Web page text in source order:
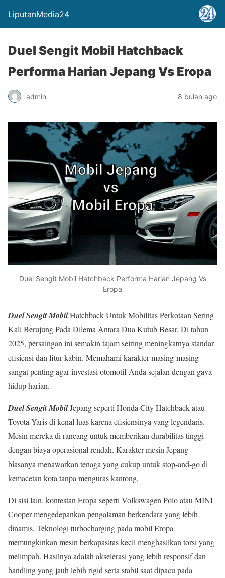
LiputanMedia24
Duel Sengit Mobil Hatchback
Performa Harian Jepang Vs Eropa
admin 8 bulan ago
Duel Sengit Mobil Hatchback Performa Harian Jepang Vs
Eropa
Duel Sengit MobilHatchback Untuk Mobilitas Perkotaan Sering
Kali Berujung Pada Dilema Antara Dua Kutub Besar. Di tahun
2025, persaingan ini semakin tajam seiring meningkatnya standar
efisiensi dan fitur kabin. Memahami karakter masing-masing
sangat penting agar investasi otomotif Anda sejalan dengan gaya
hidup harian.
Duel Sengit MobilJepang seperti Honda City Hatchback atau
Toyota Yaris di kenal luas karena efisiensinya yang legendaris.
Mesin mereka di rancang untuk memberikan durabilitas tinggi
dengan biaya operasional rendah. Karakter mesin Jepang
biasanya menawarkan tenaga yang cukup untuk stop-and-go di
kemacetan kota tanpa menguras kantong.
Di sisi lain, kontestan Eropa seperti Volkswagen Polo atau MINI
Cooper mengedepankan pengalaman berkendara yang lebih
dinamis. Teknologi turbocharging pada mobil Eropa
memungkinkan mesin berkapasitas kecil menghasilkan torsi yang
melimpah. Hasilnya adalah akselerasi yang lebih responsif dan
handling yang jauh lebih rigid serta stabil saat dipacu pada